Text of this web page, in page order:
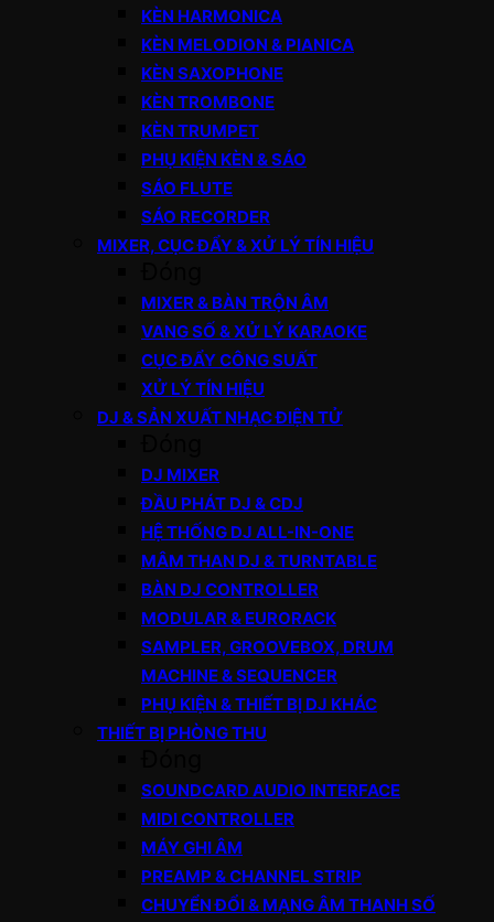
KÈN HARMONICA
KÈN MELODION & PIANICA
KÈN SAXOPHONE
KÈN TROMBONE
KÈN TRUMPET
PHỤ KIỆN KÈN & SÁO
SÁO FLUTE
SÁO RECORDER
MIXER, CỤC ĐẨY & XỬ LÝ TÍN HIỆU
MIXER & BÀN TRỘN ÂM
VANG SỐ & XỬ LÝ KARAOKE
CỤC ĐẨY CÔNG SUẤT
XỬ LÝ TÍN HIỆU
DJ & SẢN XUẤT NHẠC ĐIỆN TỬ
DJ MIXER
ĐẦU PHÁT DJ & CDJ
HỆ THỐNG DJ ALL-IN-ONE
MÂM THAN DJ & TURNTABLE
BÀN DJ CONTROLLER
MODULAR & EURORACK
SAMPLER, GROOVEBOX, DRUM
MACHINE & SEQUENCER
PHỤ KIỆN & THIẾT BỊ DJ KHÁC
THIẾT BỊ PHÒNG THU
SOUNDCARD AUDIO INTERFACE
MIDI CONTROLLER
MÁY GHI ÂM
PREAMP & CHANNEL STRIP
CHUYỂN ĐỔI & MẠNG ÂM THANH SỐ